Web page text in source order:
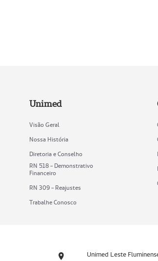
Unimed
Visão Geral
Nossa História
Diretoria e Conselho
RN 518 - Demonstrativo
Financeiro
RN 309 - Reajustes
Trabalhe Conosco
Unimed Leste